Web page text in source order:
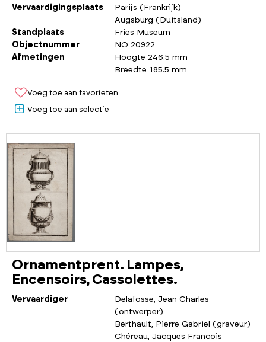
Vervaardigingsplaats
Parijs (Frankrijk)
Augsburg (Duitsland)
Standplaats
Fries Museum
Objectnummer
NO 20922
Afmetingen
Hoogte 246.5 mm
Breedte 185.5 mm
Voeg toe aan favorieten
Voeg toe aan selectie
Ornamentprent. Lampes,
Encensoirs, Cassolettes.
Vervaardiger
Delafosse, Jean Charles
(ontwerper)
Berthault, Pierre Gabriel (graveur)
Chéreau, Jacques Francois